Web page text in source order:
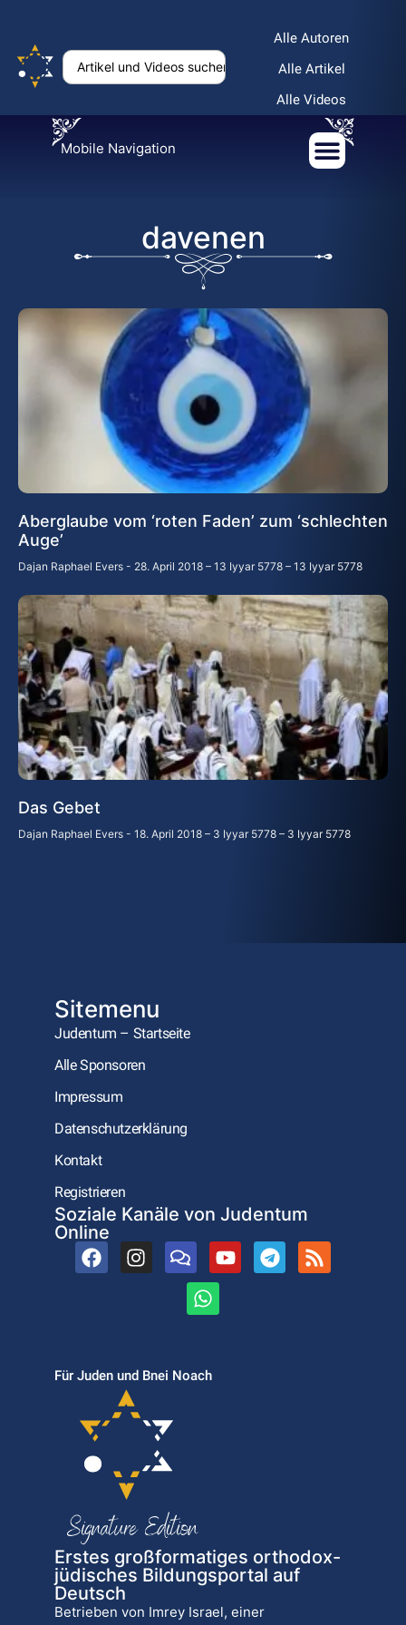
Alle Autoren
Alle Artikel
Alle Videos
Mobile Navigation
davenen
Aberglaube vom ‘roten Faden’ zum ‘schlechten
Auge’
Dajan Raphael Evers 28. April 2018 – 13 Iyyar 5778 – 13 Iyyar 5778
Das Gebet
Dajan Raphael Evers 18. April 2018 – 3 Iyyar 5778 – 3 Iyyar 5778
Sitemenu
Judentum – Startseite
Alle Sponsoren
Impressum
Datenschutzerklärung
Kontakt
Registrieren
Soziale Kanäle von Judentum
Online
Für Juden und Bnei Noach
Erstes großformatiges orthodox-
jüdisches Bildungsportal auf
Deutsch
Betrieben von Imrey Israel, einer